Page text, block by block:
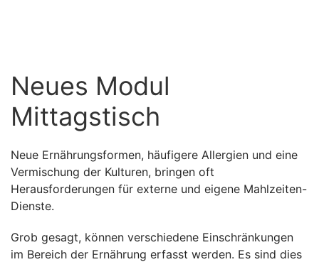
Neues Modul
Mittagstisch
Neue Ernährungsformen, häufigere Allergien und eine
Vermischung der Kulturen, bringen oft
Herausforderungen für externe und eigene Mahlzeiten-
Dienste.
Grob gesagt, können verschiedene Einschränkungen
im Bereich der Ernährung erfasst werden. Es sind dies